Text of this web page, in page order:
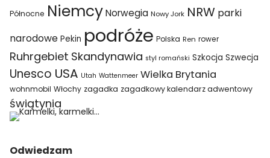
Północne Niemcy Norwegia Nowy Jork NRW parki
narodowe Pekin podróże Polska Ren rower
Ruhrgebiet Skandynawia styl romański Szkocja Szwecja
Unesco USA Utah Wattenmeer Wielka Brytania
wohnmobil Włochy zagadka zagadkowy kalendarz adwentowy
świątynia
Odwiedzam